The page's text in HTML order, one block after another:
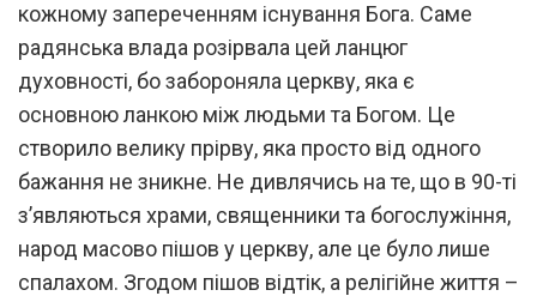
кожному запереченням існування Бога. Саме
радянська влада розірвала цей ланцюг
духовності, бо забороняла церкву, яка є
основною ланкою між людьми та Богом. Це
створило велику прірву, яка просто від одного
бажання не зникне. Не дивлячись на те, що в 90-ті
з’являються храми, священники та богослужіння,
народ масово пішов у церкву, але це було лише
спалахом. Згодом пішов відтік, а релігійне життя –